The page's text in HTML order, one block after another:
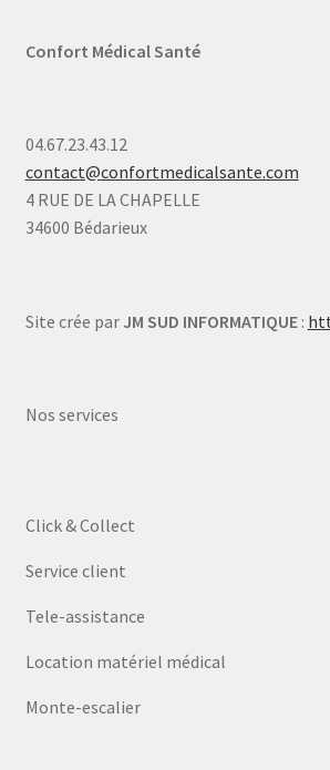
Confort Médical Santé
04.67.23.43.12
contact@confortmedicalsante.com
4 RUE DE LA CHAPELLE
34600 Bédarieux
Site crée par JM SUD INFORMATIQUE:
Nos services
Click & Collect
Service client
Tele-assistance
Location matériel médical
Monte-escalier